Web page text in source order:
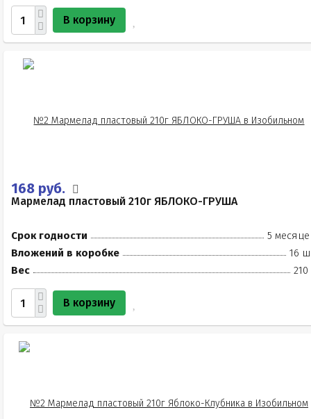
В корзину
168 руб.
Мармелад пластовый 210г ЯБЛОКО-ГРУША
Срок годности
5
Вложений в коробке
16
Вес
210
В корзину